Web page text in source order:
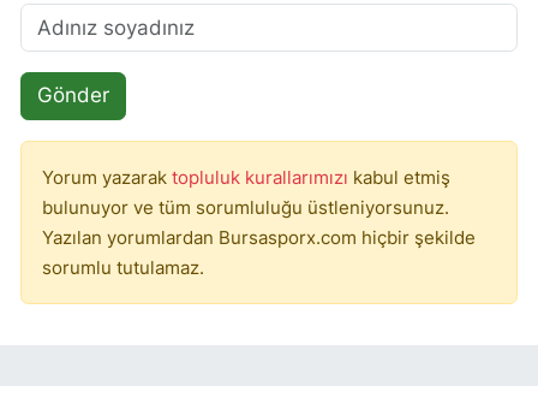
Gönder
Yorum yazarak topluluk kurallarımızı kabul etmiş
bulunuyor ve tüm sorumluluğu üstleniyorsunuz.
Yazılan yorumlardan Bursasporx.com hiçbir şekilde
sorumlu tutulamaz.